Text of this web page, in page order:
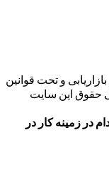
و تحت قوانین
حقوق این سایت
در زمینه کار در